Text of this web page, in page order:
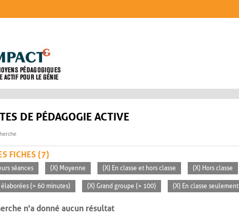
DE PÉDAGOGIE ACTIVE
FICHES (7)
séances (X) Moyenne (X) En classe et hors classe (X) Hors classe
élaborées (> 60 minutes) (X) Grand groupe (> 100) (X) En classe seulement
n'a donné aucun résultat